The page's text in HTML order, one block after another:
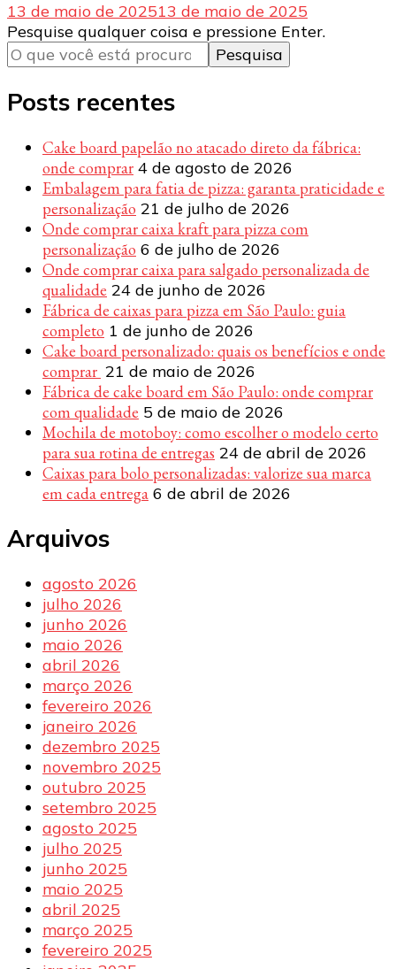
13 de maio de 202513 de maio de 2025
Procurando
algo?
Pesquise qualquer coisa e pressione Enter.
Posts recentes
Cake board papelão no atacado direto da fábrica:
onde comprar 4 de agosto de 2026
Embalagem para fatia de pizza: garanta praticidade e
personalização 21 de julho de 2026
Onde comprar caixa kraft para pizza com
personalização 6 de julho de 2026
Onde comprar caixa para salgado personalizada de
qualidade 24 de junho de 2026
Fábrica de caixas para pizza em São Paulo: guia
completo 1 de junho de 2026
Cake board personalizado: quais os benefícios e onde
comprar 21 de maio de 2026
Fábrica de cake board em São Paulo: onde comprar
com qualidade 5 de maio de 2026
Mochila de motoboy: como escolher o modelo certo
para sua rotina de entregas 24 de abril de 2026
Caixas para bolo personalizadas: valorize sua marca
em cada entrega 6 de abril de 2026
Arquivos
agosto 2026
julho 2026
junho 2026
maio 2026
abril 2026
março 2026
fevereiro 2026
janeiro 2026
dezembro 2025
novembro 2025
outubro 2025
setembro 2025
agosto 2025
julho 2025
junho 2025
maio 2025
abril 2025
março 2025
fevereiro 2025